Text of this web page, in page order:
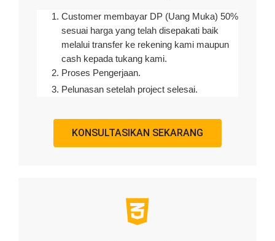
Customer membayar DP (Uang Muka) 50%
sesuai harga yang telah disepakati baik
melalui transfer ke rekening kami maupun
cash kepada tukang kami.
Proses Pengerjaan.
Pelunasan setelah project selesai.
KONSULTASIKAN SEKARANG